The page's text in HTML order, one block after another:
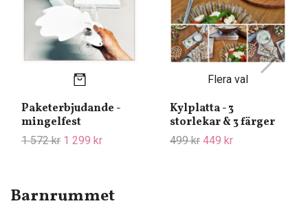
Paketerbjudande -
mingelfest
1 572 kr 1 299 kr
Flera val
Kylplatta - 3
storlekar & 3 färger
499 kr 449 kr
Barnrummet